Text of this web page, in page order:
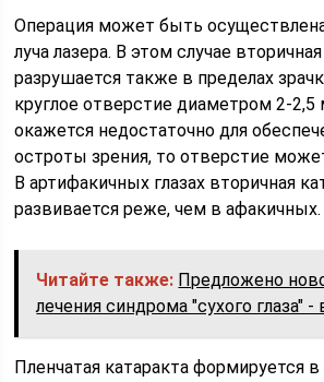
Операция может быть
луча лазера. В этом случае
разрушается также в пределах
круглое отверстие диаметром 2-2,5
окажется недостаточно для
остроты зрения, то отверстие
В артифакичных глазах вторичная
развивается реже, чем в афакичных.
Читайте также: Предложено
лечения синдрома "сухого глаза" -
Пленчатая катаракта формируется в